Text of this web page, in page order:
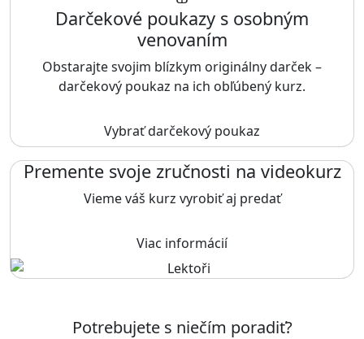
Darčekové poukazy s osobným
venovaním
Obstarajte svojim blízkym originálny darček –
darčekový poukaz na ich obľúbený kurz.
Vybrať darčekový poukaz
Premente svoje zručnosti na videokurz
Vieme váš kurz vyrobiť aj predať
Viac informácií
Potrebujete s niečím poradiť?